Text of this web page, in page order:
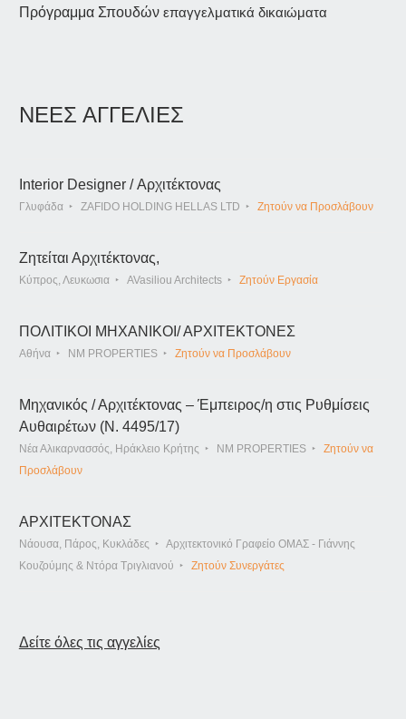
Πρόγραμμα Σπουδών επαγγελματικά δικαιώματα
ΝΕΕΣ ΑΓΓΕΛΙΕΣ
Interior Designer / Αρχιτέκτονας
Γλυφάδα ZAFIDO HOLDING HELLAS LTD Ζητούν να Προσλάβουν
Ζητείται Αρχιτέκτονας,
Κύπρος, Λευκωσια AVasiliou Architects Ζητούν Εργασία
ΠΟΛΙΤΙΚΟΙ ΜΗΧΑΝΙΚΟΙ/ ΑΡΧΙΤΕΚΤΟΝΕΣ
Αθήνα NM PROPERTIES Ζητούν να Προσλάβουν
Μηχανικός / Αρχιτέκτονας – Έμπειρος/η στις Ρυθμίσεις
Αυθαιρέτων (Ν. 4495/17)
Νέα Αλικαρνασσός, Ηράκλειο Κρήτης NM PROPERTIES
Ζητούν να
Προσλάβουν
ΑΡΧΙΤΕΚΤΟΝΑΣ
Νάουσα, Πάρος, Κυκλάδες
Αρχιτεκτονικό Γραφείο ΟΜΑΣ - Γιάννης
Κουζούμης & Ντόρα Τριγλιανού
Ζητούν Συνεργάτες
Δείτε όλες τις αγγελίες